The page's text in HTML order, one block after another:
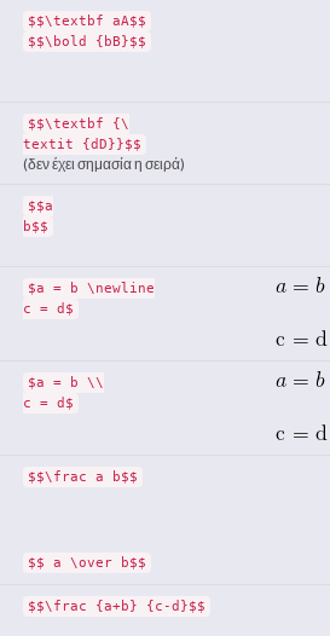
$$\textbf aA$$
$$\bold {bB}$$
$$\textbf {\
textit {dD}}$$
(δεν έχει σημασία η σειρά)
$$a
b$$
$a = b \newline
c = d$
$a = b \\
c = d$
$$\frac a b$$
$$ a \over b$$
$$\frac {a+b} {c-d}$$